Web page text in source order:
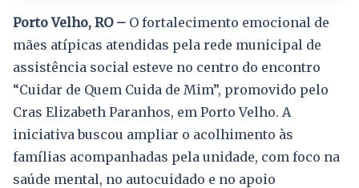
Porto Velho, RO – O fortalecimento emocional de
mães atípicas atendidas pela rede municipal de
assistência social esteve no centro do encontro
“Cuidar de Quem Cuida de Mim”, promovido pelo
Cras Elizabeth Paranhos, em Porto Velho. A
iniciativa buscou ampliar o acolhimento às
famílias acompanhadas pela unidade, com foco na
saúde mental, no autocuidado e no apoio